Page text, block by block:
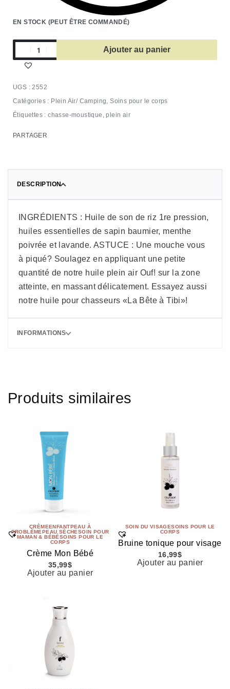
EN STOCK (PEUT ÊTRE COMMANDÉ)
Ajouter au panier
2552
Catégories : Plein Air/ Camping,Soins pour le corps
Étiquettes :chasse-moustique ,plein air
PARTAGER
DESCRIPTION
INGRÉDIENTS : Huile de son de riz 1re pression,
huiles essentielles de sapin baumier, menthe
poivrée et lavande. ASTUCE : Une mouche vous
à piqué? Soulagez en appliquant une petite
quantité de notre huile plein air Ouf! sur la zone
atteinte, en massant délicatement. Essayez aussi
notre huile pour chasseurs «La Bête à Tibi»!
INFORMATIONS
Produits similaires
CRÈMEENFANTPEAU À
PROBLÈMEPEAU SÈCHESOIN POUR
MAMAN & BÉBÉSOINS POUR LE
CORPS
Crème Mon Bébé
35,99$
Ajouter au panier
SOIN DU VISAGESOINS POUR LE
CORPS
Bruine tonique pour visage
16,99$
Ajouter au panier